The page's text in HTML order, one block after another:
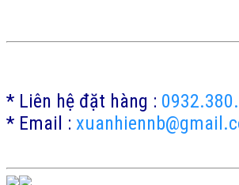
* Liên hệ đặt hàng :
* Email :